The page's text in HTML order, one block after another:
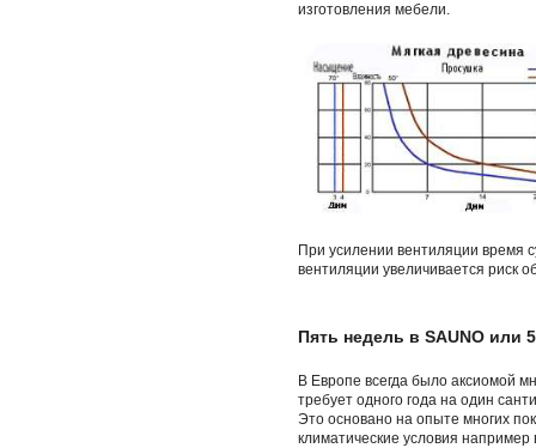
изготовления мебели.
При усилении вентиляции время
вентиляции увеличивается риск
Пять недель в SAUNO или
В Европе всегда было аксиомой
требует одного года на один
Это основано на опыте многих
климатические условия